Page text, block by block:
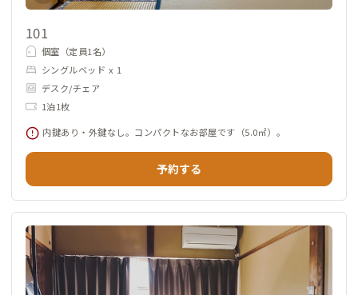
101
個室（定員1名）
シングルベッド x 1
デスク/チェア
1泊1枚
内鍵あり・外鍵なし。コンパクトなお部屋です（5.0㎡）。
予約する